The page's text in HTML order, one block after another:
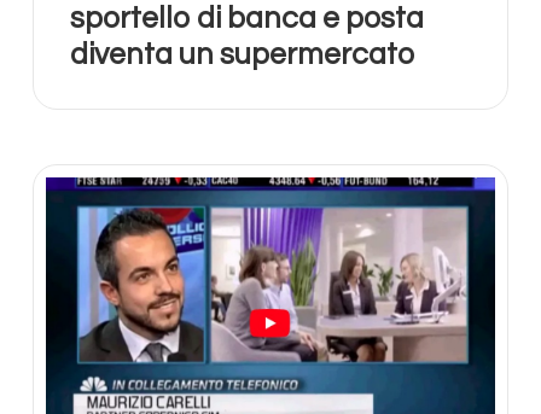
sportello di banca e posta
diventa un supermercato